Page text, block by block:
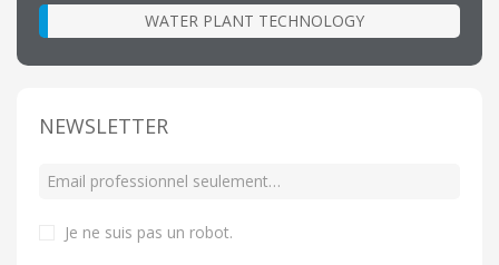
WATER PLANT TECHNOLOGY
NEWSLETTER
Je ne suis pas un robot.